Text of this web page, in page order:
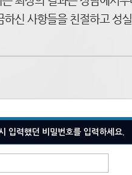
입력했던 비밀번호를 입력하세요.